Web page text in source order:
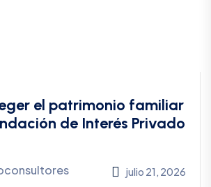
el patrimonio familiar
de Interés Privado
julio 21, 2026